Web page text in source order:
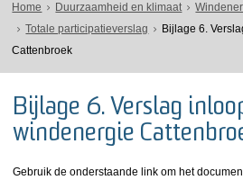
Home Duurzaamheid en klimaat
Totale participatieverslag
Bijlage 6.
Cattenbroek
Bijlage 6. Verslag
windenergie
Gebruik de onderstaande link om het